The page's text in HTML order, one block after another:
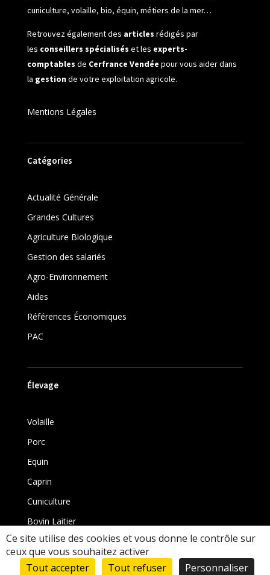
cuniculture, volaille, bio, équin, métiers de la mer…
Retrouvez également des articles rédigés par
les conseillers spécialisés et les experts-
comptables de Cerfrance Vendée pour vous aider dans
la gestionde votre exploitation agricole.
Mentions Légales
Catégories
Actualité Générale
Grandes Cultures
Agriculture Biologique
Gestion des salariés
Agro-Environnement
Aides
Références Économiques
PAC
Élevage
Volaille
Porc
Equin
Caprin
Cuniculture
Bovin Laitier
Bovin
Ce site utilise des cookies et vous donne le contrôle sur
ceux que vous souhaitez activer
Tout accepter
Tout refuser Personnaliser